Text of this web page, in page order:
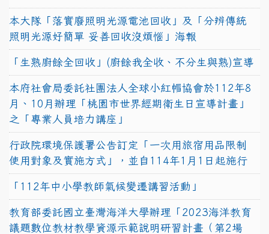
本大隊「落實廢照明光源電池回收」及「分辨傳統
照明光源好簡單 妥善回收沒煩惱」海報
「生熟廚餘全回收」(廚餘我全收、不分生與熟)宣導
本府社會局委託社團法人全球小紅帽協會於112年8
月、10月辦理「桃園市世界經期衛生日宣導計畫」
之「專業人員培力講座」
行政院環境保護署公告訂定「一次用旅宿用品限制
使用對象及實施方式」，並自114年1月1日起施行
「112年中小學教師氣候變遷講習活動」
教育部委託國立臺灣海洋大學辦理「2023海洋教育
議題數位教材教學資源示範說明研習計畫（第2場